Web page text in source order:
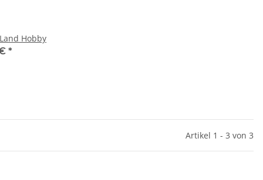
Hobby
*
Artikel 1 - 3 von 3